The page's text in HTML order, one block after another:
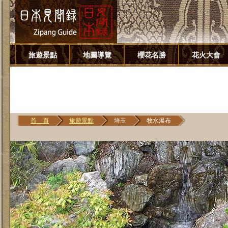
旅遊景點 地圖導覽 櫻花名勝 花火大會
首 頁 旅遊景點 埼玉 牧水瀑布